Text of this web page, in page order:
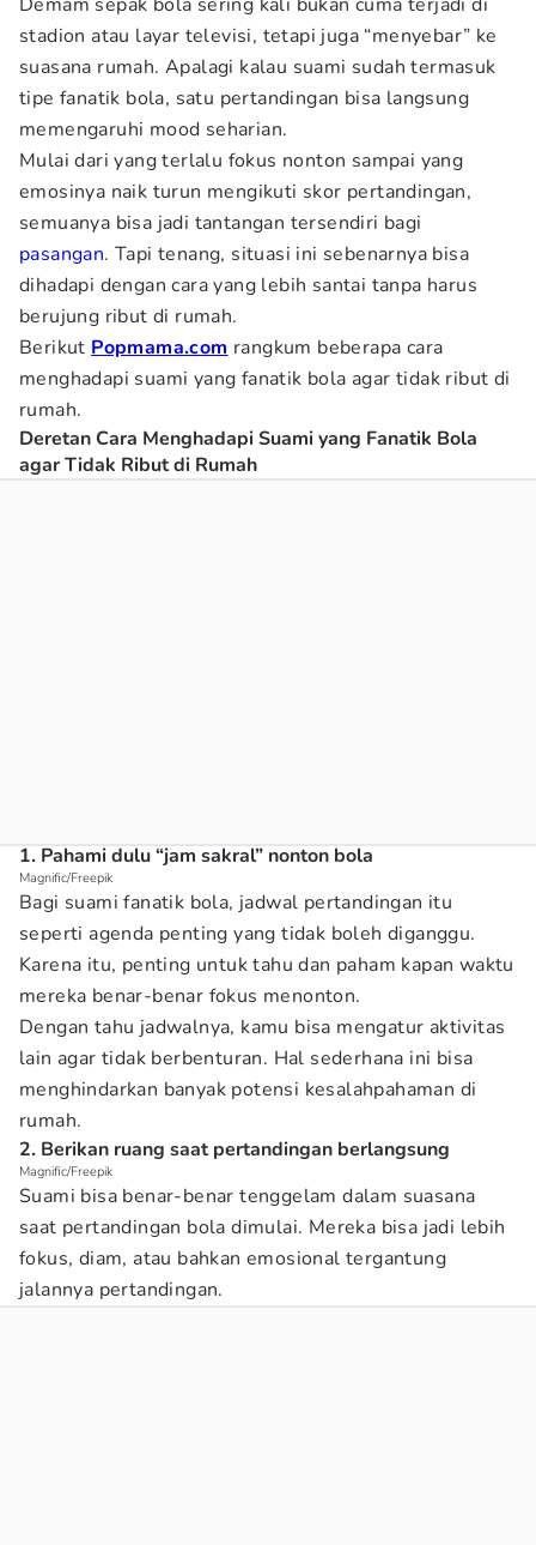
stadion atau layar televisi, tetapi juga “menyebar” ke
suasana rumah. Apalagi kalau suami sudah termasuk
tipe fanatik bola, satu pertandingan bisa langsung
memengaruhi mood seharian.
Mulai dari yang terlalu fokus nonton sampai yang
emosinya naik turun mengikuti skor pertandingan,
semuanya bisa jadi tantangan tersendiri bagi
pasangan. Tapi tenang, situasi ini sebenarnya bisa
dihadapi dengan cara yang lebih santai tanpa harus
berujung ribut di rumah.
Berikut Popmama.com rangkum beberapa cara
menghadapi suami yang fanatik bola agar tidak ribut di
rumah.
Deretan Cara Menghadapi Suami yang Fanatik Bola
agar Tidak Ribut di Rumah
1. Pahami dulu “jam sakral” nonton bola
Magnific/Freepik
Bagi suami fanatik bola, jadwal pertandingan itu
seperti agenda penting yang tidak boleh diganggu.
Karena itu, penting untuk tahu dan paham kapan waktu
mereka benar-benar fokus menonton.
Dengan tahu jadwalnya, kamu bisa mengatur aktivitas
lain agar tidak berbenturan. Hal sederhana ini bisa
menghindarkan banyak potensi kesalahpahaman di
rumah.
2. Berikan ruang saat pertandingan berlangsung
Magnific/Freepik
Suami bisa benar-benar tenggelam dalam suasana
saat pertandingan bola dimulai. Mereka bisa jadi lebih
fokus, diam, atau bahkan emosional tergantung
jalannya pertandingan.